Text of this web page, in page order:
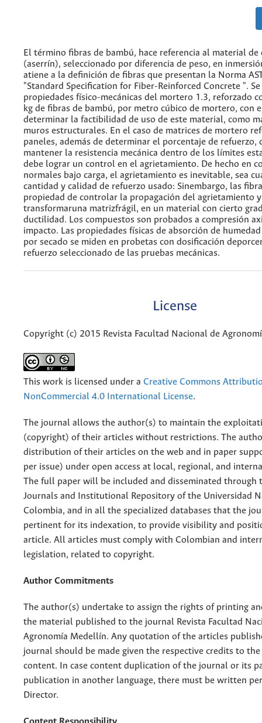
El término fibras de bambú, hace referencia al material de
(aserrín), seleccionado por diferencia de peso, en
atiene a la definición de fibras que presentan la Norma
"Standard Specification for Fiber-Reinforced Concrete ".
propiedades físico-mecánicas del mortero 1.3, reforzado
kg de fibras de bambú, por metro cúbico de mortero, con
determinar la factibilidad de uso de este material, como
muros estructurales. En el caso de matrices de mortero
paneles, además de determinar el porcentaje de refuerzo,
mantener la resistencia mecánica dentro de los límites
debe lograr un control en el agrietamiento. De hecho en
normales bajo carga, el agrietamiento es inevitable, sea
cantidad y calidad de refuerzo usado: Sinembargo, las
propiedad de controlar la propagación del agrietamiento
transformaruna matrizfrágil, en un material con cierto
ductilidad. Los compuestos son probados a compresión
impacto. Las propiedades físicas de absorción de
por secado se miden en probetas con dosificación
refuerzo seleccionado de las pruebas mecánicas.
License
Copyright (c) 2015 Revista Facultad Nacional de
This work is licensed under a Creative Commons
NonCommercial 4.0 International License.
The journal allows the author(s) to maintain the
(copyright) of their articles without restrictions. The
distribution of their articles on the web and in paper
per issue) under open access at local, regional, and
The full paper will be included and disseminated through
Journals and Institutional Repository of the Universidad
Colombia, and in all the specialized databases that the
pertinent for its indexation, to provide visibility and
article. All articles must comply with Colombian and
legislation, related to copyright.
Author Commitments
The author(s) undertake to assign the rights of printing
the material published to the journal Revista Facultad
Agronomía Medellín. Any quotation of the articles
journal should be made given the respective credits to
content. In case content duplication of the journal or its
publication in another language, there must be written
Director.